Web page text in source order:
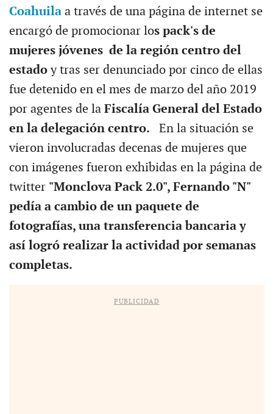
Coahuilaa través de una página de internet se
encargó de promocionar los pack's de
mujeres jóvenes de la región centro del
estadoy tras ser denunciado por cinco de ellas
fue detenido en el mes de marzo del año 2019
por agentes de laFiscalía General del Estado
en la delegación centro. En la situación se
vieron involucradas decenas de mujeres que
con imágenes fueron exhibidas en la página de
twitter "Monclova Pack 2.0", Fernando "N"
pedía a cambio de un paquete de
fotografías, una transferencia bancaria y
así logró realizar la actividad por semanas
completas.
PUBLICIDAD